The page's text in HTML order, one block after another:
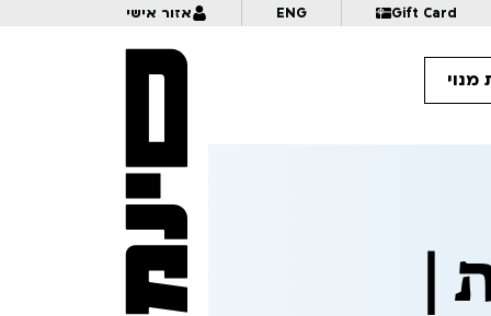
Gift Card
ENG אזור אישי
מנוי
|